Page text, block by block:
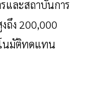
และสถาบันการ
ถึง 200,000
โนมัติทดแทน